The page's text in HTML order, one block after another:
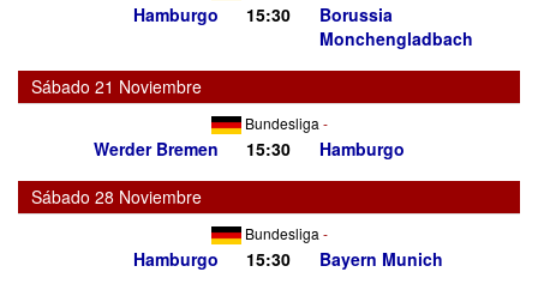
Hamburgo 15:30
Borussia
Monchengladbach
Sábado 21 Noviembre
Bundesliga -
Werder Bremen 15:30
Hamburgo
Sábado 28 Noviembre
Bundesliga -
Hamburgo 15:30
Bayern Munich